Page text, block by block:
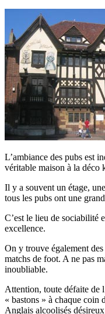
L’ambiance des pubs est
véritable maison à la déco
Il y a souvent un étage,
tous les pubs ont une
C’est le lieu de sociabilité
excellence.
On y trouve également
matchs de foot. A ne pas
inoubliable.
Attention, toute défaite de
« bastons » à chaque coin
Anglais alcoolisés